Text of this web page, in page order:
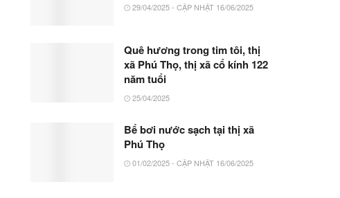
29/04/2025 - CẬP NHẬT 16/06/2025
Quê hương trong tim tôi, thị
xã Phú Thọ, thị xã cổ kính 122
năm tuổi
25/04/2025
Bể bơi nước sạch tại thị xã
Phú Thọ
01/02/2025 - CẬP NHẬT 16/06/2025